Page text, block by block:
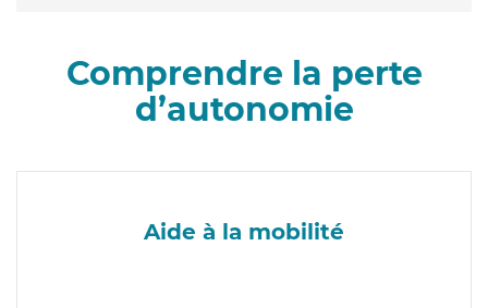
Comprendre la perte
d’autonomie
Aide à la mobilité